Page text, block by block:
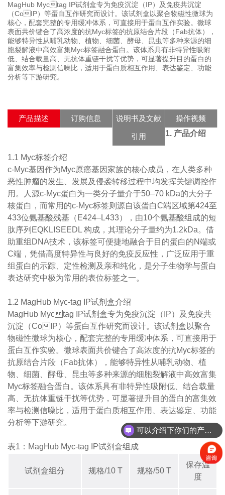
MagHub Myctag IP试剂盒专为免疫沉淀（IP）及免疫共沉淀
（CoIP）等蛋白互作研究而设计。该试剂盒以聚合物磁性微球为
核心，配套完整的专用缓冲体系，可直接用于蛋白互作实验。微球
表面共价键合了高浓度的抗Myc标签的抗原结合片段（Fab抗体），
能够特异性从哺乳动物、植物、细菌、酵母、昆虫等多种来源的细
胞裂解液中高效富集Myc标签融合蛋白。该体系具有非特异性吸附
低、结合载量高、无抗体重链干扰等优势，可显著提升目的蛋白的
富集效率与检测信噪比，适用于蛋白质相互作用、表达鉴定、功能
分析等下游研究。
产品描述 订购信息 说明书及文献
引用
操作视频
1. 产品介绍
1.1 Myc标签介绍
c-Myc基因作为Myc原癌基因家族的核心成员，在人类多种
恶性肿瘤的发生、发展及侵袭转移过程中均发挥关键调控作
用。人源c-Myc蛋白为一类分子量介于50–70 kDa的大分子
核蛋白，而常用的c-Myc标签则源自该蛋白C端区域第424至
433位氨基酸残基（E424–L433），由10个氨基酸组成的短
肽序列EQKLISEEDL 构成，其理论分子量约为1.2kDa。借
助重组DNA技术，该标签可便捷地融合于目的蛋白的N端或
C端，凭借高度特异性与良好的免疫反应性，广泛应用于重
组蛋白的示踪、定性检测及亲和纯化，是分子生物学与蛋白
表达研究中极为常用的表位标签之一。
1.2 MagHub Myc-tag IP试剂盒介绍
MagHub Myctag IP试剂盒专为免疫沉淀（IP）及免疫共
沉淀（CoIP）等蛋白互作研究而设计。该试剂盒以聚合
物磁性微球为核心，配套完整的专用缓冲体系，可直接用于
蛋白互作实验。微球表面共价键合了高浓度的抗Myc标签的
抗原结合片段（Fab抗体），能够特异性从哺乳动物、植
物、细菌、酵母、昆虫等多种来源的细胞裂解液中高效富集
Myc标签融合蛋白。该体系具有非特异性吸附低、结合载量
高、无抗体重链干扰等优势，可显著提升目的蛋白的富集效
率与检测信噪比，适用于蛋白质相互作用、表达鉴定、功能
分析等下游研究。
表1：MagHub Myc-tag IP试剂盒组成
试剂盒组分 规格/10 T 规格/50 T
保存温
度
可以介绍下你们的产品么？